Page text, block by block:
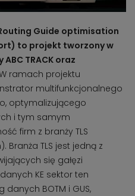
Guide optimisation
to projekt tworzony w
TRACK oraz
ramach projektu
multifunkcjonalnego
optymalizującego
i tym samym
firm z branży TLS
Branża TLS jest jedną z
się gałęzi
KE sektor ten
danych BOTM i GUS,